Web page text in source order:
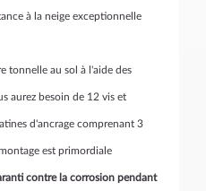
à la neige exceptionnelle
tonnelle au sol à l'aide des
aurez besoin de 12 vis et
d'ancrage comprenant 3
est primordiale
contre la corrosion pendant